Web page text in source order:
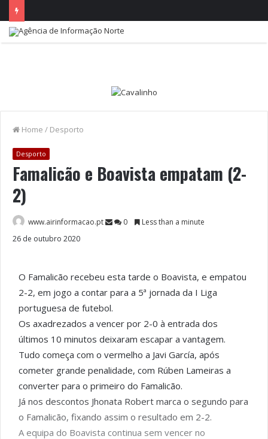
Home / Desporto
Desporto
Famalicão e Boavista empatam (2-
2)
www.airinformacao.pt 0
Less than a minute
26 de outubro 2020
O Famalicão recebeu esta tarde o Boavista, e empatou
2-2, em jogo a contar para a 5ª jornada da I Liga
portuguesa de futebol.
Os axadrezados a vencer por 2-0 à entrada dos
últimos 10 minutos deixaram escapar a vantagem.
Tudo começa com o vermelho a Javi García, após
cometer grande penalidade, com Rúben Lameiras a
converter para o primeiro do Famalicão.
Já nos descontos Jhonata Robert marca o segundo para
o Famalicão, fixando assim o resultado em 2-2.
A equipa do Boavista continua sem vencer no